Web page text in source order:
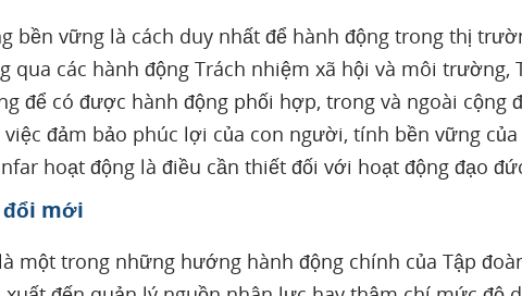
bền vững là cách duy nhất để hành động trong thị
qua các hành động Trách nhiệm xã hội và môi trường,
để có được hành động phối hợp, trong và ngoài cộng
đảm bảo phúc lợi của con người, tính bền vững
hoạt động là điều cần thiết đối với hoạt động đạo
đổi mới
một trong những hướng hành động chính của Tập